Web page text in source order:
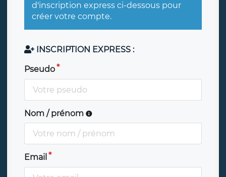
d'inscription express ci-dessous pour
créer votre compte.
INSCRIPTION EXPRESS :
Pseudo
Nom / prénom
Email